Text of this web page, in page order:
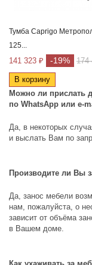
Тумба Caprigo
125...
141 323 ₽ -19% 174
В корзину
Можно ли прислать
по WhatsApp или e-
Да, в некоторых
и выслать Вам по
Производите ли Вы
Да, занос мебели
нам, пожалуйста, о
зависит от объёма
в Вашем доме.